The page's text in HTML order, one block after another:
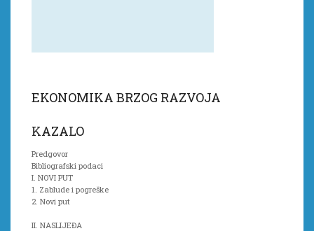
EKONOMIKA BRZOG RAZVOJA
KAZALO
Predgovor
Bibliografski podaci
I. NOVI PUT
1. Zablude i pogreške
2. Novi put
II. NASLIJEĐA